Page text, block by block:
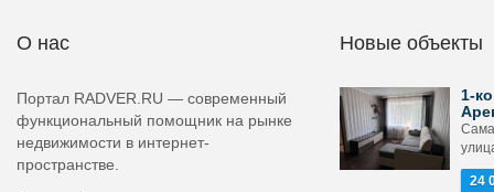
О нас
Портал RADVER.RU — современный
функциональный помощник на рынке
недвижимости в интернет-
пространстве.
Новые объекты
1-
24